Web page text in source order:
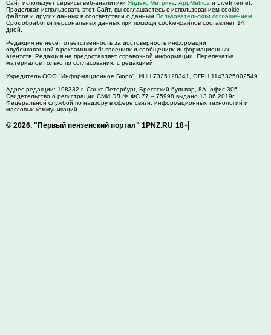
Сайт использует сервисы веб-аналитики Яндекс Метрика AppMetrica и LiveInternet.
Продолжая использовать этот Сайт, вы соглашаетесь с использованием cookie-
файлов и других данных в соответствии с данным Пользовательским соглашением
Срок обработки персональных данных при помощи cookie-файлов составляет 14
дней.
Редакция не несет ответственность за достоверность информации,
опубликованной в рекламных объявлениях и сообщениях информационных
агентств. Редакция не предоставляет справочной информации. Перепечатка
материалов только по согласованию с редакцией.
Учредитель ООО "Информационное Бюро". ИНН 7325128341, ОГРН 1147325002549
Адрес редакции: 198332 г. Санкт-Петербург, Брестский бульвар, 8А, офис 305
Свидетельство о регистрации СМИ ЭЛ № ФС 77 – 75998 выдано 13.06.2019г.
Федеральной службой по надзору в сфере связи, информационных технологий и
массовых коммуникаций
© 2026. "Первый пензенский портал" 1PNZ.RU 18+